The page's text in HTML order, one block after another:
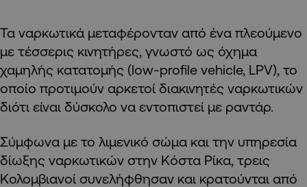
Τα ναρκωτικά μεταφέρονταν από ένα πλεούμενο
με τέσσερις κινητήρες, γνωστό ως όχημα
χαμηλής κατατομής (low-profile vehicle, LPV), το
οποίο προτιμούν αρκετοί διακινητές ναρκωτικών
διότι είναι δύσκολο να εντοπιστεί με ραντάρ.
Σύμφωνα με το λιμενικό σώμα και την υπηρεσία
δίωξης ναρκωτικών στην Κόστα Ρίκα, τρεις
Κολομβιανοί συνελήφθησαν και κρατούνται από